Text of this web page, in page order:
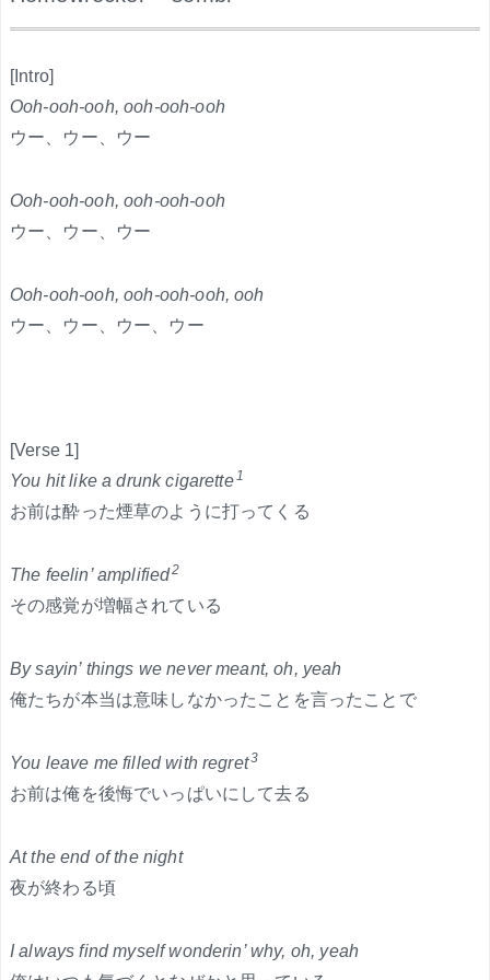
[Intro]
Ooh-ooh-ooh, ooh-ooh-ooh
ウー、ウー、ウー
Ooh-ooh-ooh, ooh-ooh-ooh
ウー、ウー、ウー
Ooh-ooh-ooh, ooh-ooh-ooh, ooh
ウー、ウー、ウー、ウー
[Verse 1]
You hit like a drunk cigarette1
お前は酔った煙草のように打ってくる
The feelin’ amplified2
その感覚が増幅されている
By sayin’ things we never meant, oh, yeah
俺たちが本当は意味しなかったことを言ったことで
You leave me filled with regret3
お前は俺を後悔でいっぱいにして去る
At the end of the night
夜が終わる頃
I always find myself wonderin’ why, oh, yeah